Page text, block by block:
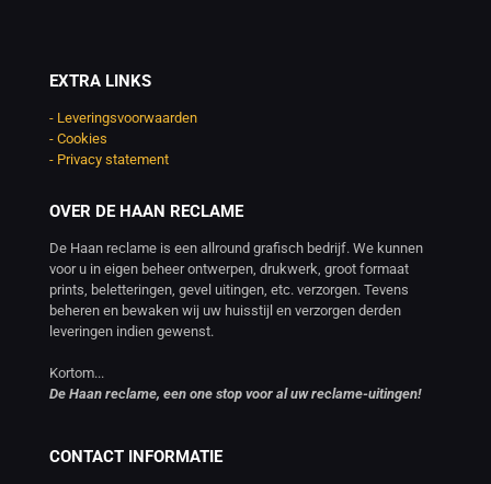
EXTRA LINKS
- Leveringsvoorwaarden
- Cookies
- Privacy statement
OVER DE HAAN RECLAME
De Haan reclame is een allround grafisch bedrijf. We kunnen
voor u in eigen beheer ontwerpen, drukwerk, groot formaat
prints, beletteringen, gevel uitingen, etc. verzorgen. Tevens
beheren en bewaken wij uw huisstijl en verzorgen derden
leveringen indien gewenst.
Kortom...
De Haan reclame, een one stop voor al uw reclame-uitingen!
CONTACT INFORMATIE